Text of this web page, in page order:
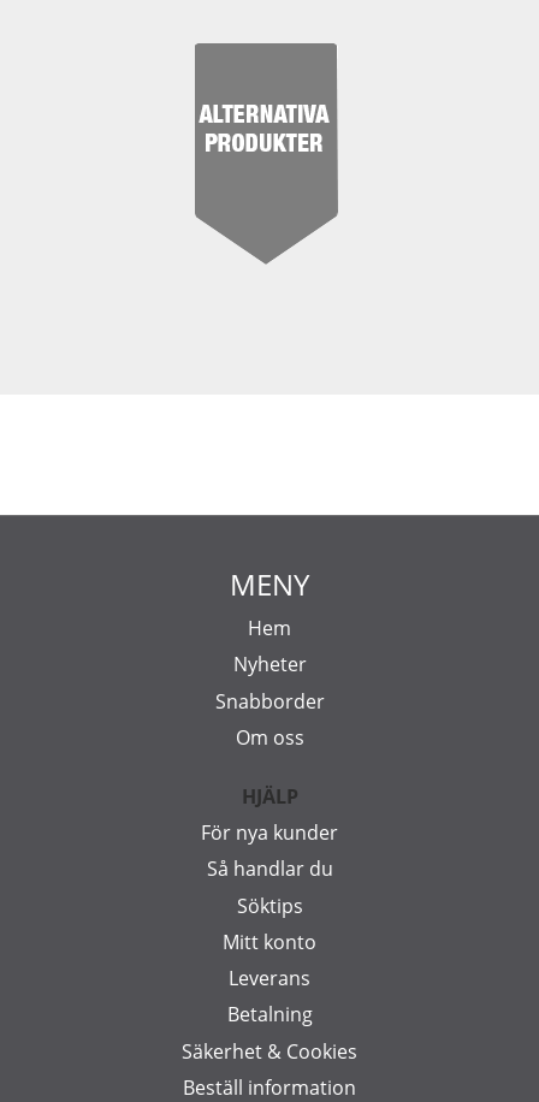
MENY
Hem
Nyheter
Snabborder
Om oss
HJÄLP
För nya kunder
Så handlar du
Söktips
Mitt konto
Leverans
Betalning
Säkerhet & Cookies
Beställ information